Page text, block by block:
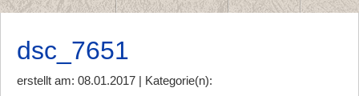
dsc_7651
erstellt am: 08.01.2017 | Kategorie(n):